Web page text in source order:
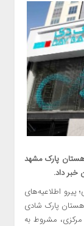
پارک مشهد
خبر داد.
پیرو اطلاعیه‌های
پارک شادی
مرکزی، مشروط به